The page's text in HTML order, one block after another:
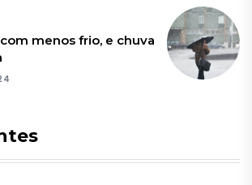
menos frio, e chuva